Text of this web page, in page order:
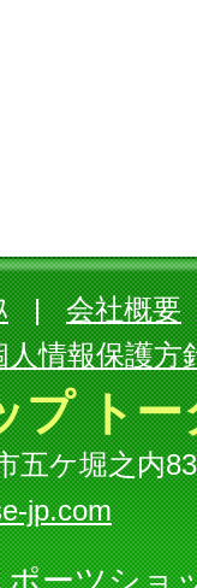
|会社概要
人情報保護方
プ ト
五ケ堀之内
jp.com
ーツシ